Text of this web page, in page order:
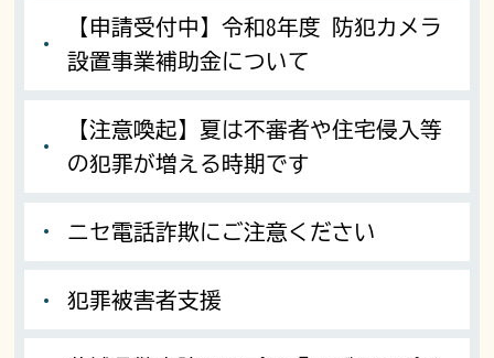
【申請受付中】令和8年度 防犯カメラ
設置事業補助金について
【注意喚起】夏は不審者や住宅侵入等
の犯罪が増える時期です
ニセ電話詐欺にご注意ください
犯罪被害者支援